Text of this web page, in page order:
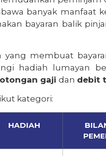
banyak manfaat
bayaran balik
yang membuat
hadiah lumayan
gaji dan debit
kategori:
HADIAH